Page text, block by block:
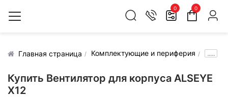
0 0
Главная страница Комплектующие и периферия .....
Купить Вентилятор для корпуса ALSEYE
X12